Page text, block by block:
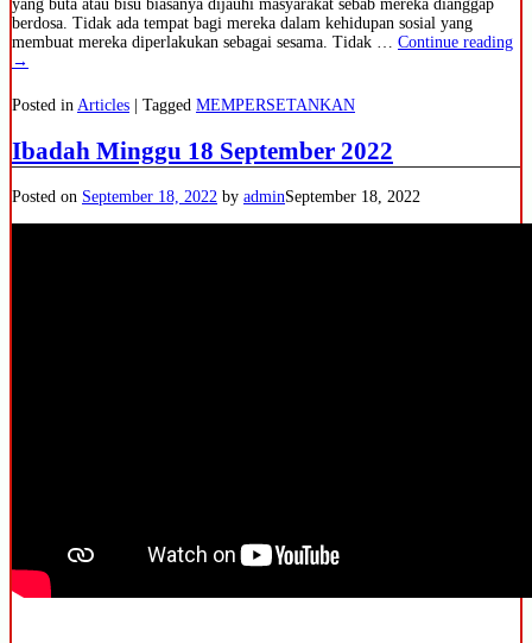
yang buta atau bisu biasanya dijauhi masyarakat sebab mereka dianggap
berdosa. Tidak ada tempat bagi mereka dalam kehidupan sosial yang
membuat mereka diperlakukan sebagai sesama. Tidak … Continue reading
→
Posted in Articles Tagged MEMPERSETANKAN
Ibadah Minggu 18 September 2022
Posted on September 18, 2022 by adminSeptember 18, 2022